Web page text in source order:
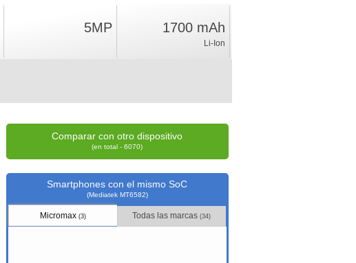
5MP 1700 mAh
Li-Ion
Comparar con otro dispositivo
(en total - 6070)
Smartphones con el mismo SoC
(Mediatek MT6582)
Micromax (3) Todas las marcas(34)